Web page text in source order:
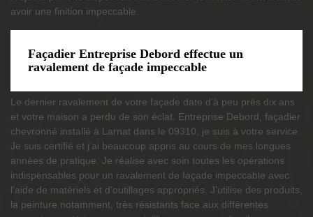
avoir une finition impeccable.
Façadier Entreprise Debord effectue un
ravalement de façade impeccable
Le dernier ravalement de votre façade date d’à peu près dix ans
et votre maison a perdu de son éclat. Entreprise Debord, façadier
chevronné installé à Larnat dans le 09310, je suis à votre service.
Je suis certifié et j’ai beaucoup appris au cours de mes longues
années de pratique. Je réalise avec soin toutes les opérations
indispensables pour un ravalement de façade impeccable avec
l’aide de matériels et d’outillages appropriés. J’utilise des produits,
la peinture notamment, très résistants face aux différentes